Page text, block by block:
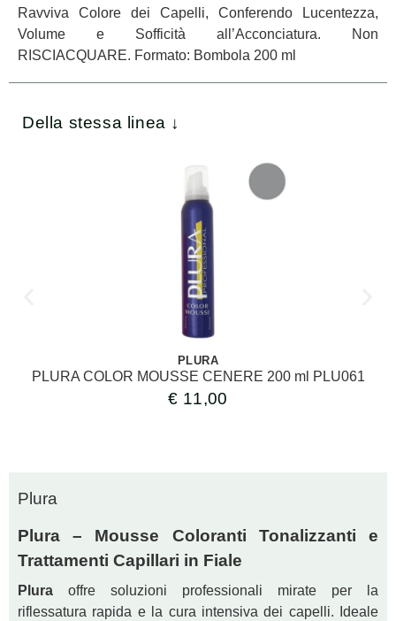
Ravviva Colore dei Capelli, Conferendo Lucentezza,
Volume e Sofficità all’Acconciatura. Non
RISCIACQUARE. Formato: Bombola 200 ml
Della stessa linea ↓
PLURA
PLURA COLOR MOUSSE CENERE 200 ml PLU061
€ 11,00
Plura
Plura – Mousse Coloranti Tonalizzanti e
Trattamenti Capillari in Fiale
Plura offre soluzioni professionali mirate per la
riflessatura rapida e la cura intensiva dei capelli. Ideale